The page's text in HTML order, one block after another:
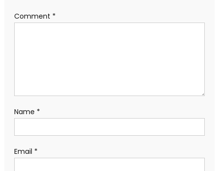
Comment *
Name *
Email *